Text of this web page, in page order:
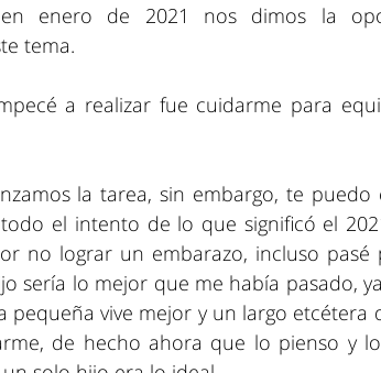
en enero de 2021 nos dimos la
tema.
a realizar fue cuidarme para
la tarea, sin embargo, te
el intento de lo que significó el
no lograr un embarazo, incluso
sería lo mejor que me había pasado,
pequeña vive mejor y un largo etcétera
de hecho ahora que lo pienso y